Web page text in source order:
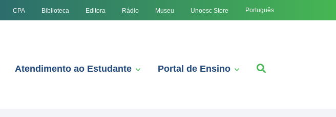
CPA Biblioteca Editora Rádio Museu Unoesc Store Português
Atendimento ao Estudante Portal de Ensino